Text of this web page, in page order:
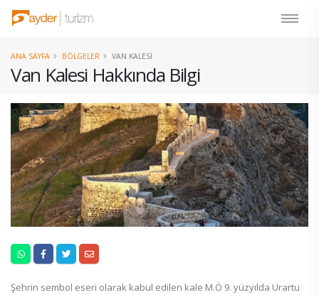
Van Kalesi Hakkında Bilgi
ANA SAYFA BÖLGELER VAN KALESI
Şehrin sembol eseri olarak kabul edilen kale M.Ö 9. yüzyılda Urartu